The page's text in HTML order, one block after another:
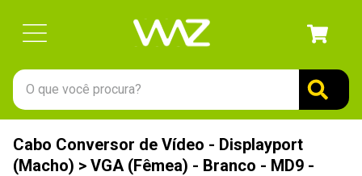
O que você procura?
Cabo Conversor de Vídeo - Displayport
(Macho) > VGA (Fêmea) - Branco - MD9 -
1 º
gabinete